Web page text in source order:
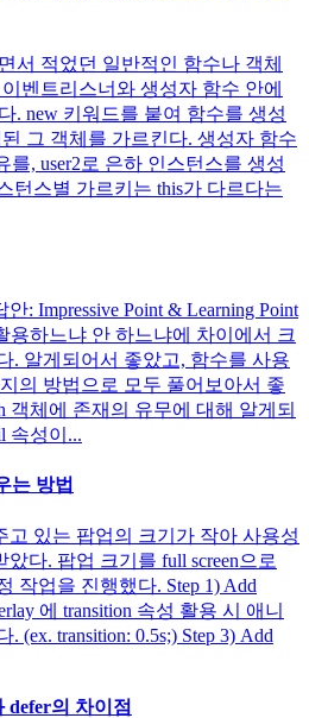
서 적었던 일반적인 함수나 객체
벤트리스너와 생성자 함수 안에
. new 키워드를 붙여 함수를 생성
그 객체를 가르킨다. 생성자 함수
를, user2로 은하 인스턴스를 생성
턴스별 가르키는 this가 다르다는
: Impressive Point & Learning Point
용하느냐 안 하느냐에 차이에서 크
. 알게되어서 좋았고, 함수를 사용
의 방법으로 모두 풀어보아서 좋
객체에 존재의 유무에 대해 알게되
속성이...
는 방법
고 있는 팝업의 크기가 작아 사용성
다. 팝업 크기를 full screen으로
작업을 진행했다. Step 1) Add
에 transition 속성 활용 시 애니
(ex. transition: 0.5s;) Step 3) Add
defer의 차이점